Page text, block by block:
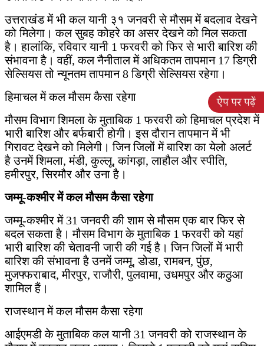
उत्तराखंड में भी कल यानी ३१ जनवरी से मौसम में बदलाव देखने
को मिलेगा। कल सुबह कोहरे का असर देखने को मिल सकता
है। हालांकि, रविवार यानी 1 फरवरी को फिर से भारी बारिश की
संभावना है। वहीं, कल नैनीताल में अधिकतम तापमान 17 डिग्री
सेल्सियस तो न्यूनतम तापमान 8 डिग्री सेल्सियस रहेगा।
हिमाचल में कल मौसम कैसा रहेगा
मौसम विभाग शिमला के मुताबिक 1 फरवरी को हिमाचल प्रदेश में
भारी बारिश और बर्फबारी होगी। इस दौरान तापमान में भी
गिरावट देखने को मिलेगी। जिन जिलों में बारिश का येलो अलर्ट
है उनमें शिमला, मंडी, कुल्लू, कांगड़ा, लाहौल और स्पीति,
हमीरपुर, सिरमौर और उना है।
जम्मू-कश्मीर में कल मौसम कैसा रहेगा
जम्मू-कश्मीर में 31 जनवरी की शाम से मौसम एक बार फिर से
बदल सकता है। मौसम विभाग के मुताबिक 1 फरवरी को यहां
भारी बारिश की चेतावनी जारी की गई है। जिन जिलों में भारी
बारिश की संभावना है उनमें जम्मू, डोडा, रामबन, पुंछ,
मुजफ्फराबाद, मीरपुर, राजौरी, पुलवामा, उधमपुर और कठुआ
शामिल हैं।
राजस्थान में कल मौसम कैसा रहेगा
आईएमडी के मुताबिक कल यानी 31 जनवरी को राजस्थान के